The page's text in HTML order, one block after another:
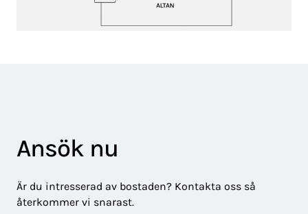
Ansök nu
Är du intresserad av bostaden? Kontakta oss så
återkommer vi snarast.